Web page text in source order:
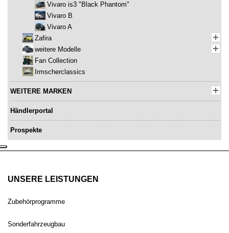
Vivaro is3 "Black Phantom"
Vivaro B
Vivaro A
Zafira
weitere Modelle
Fan Collection
Irmscherclassics
WEITERE MARKEN
Händlerportal
Prospekte
UNSERE LEISTUNGEN
Zubehörprogramme
Sonderfahrzeugbau